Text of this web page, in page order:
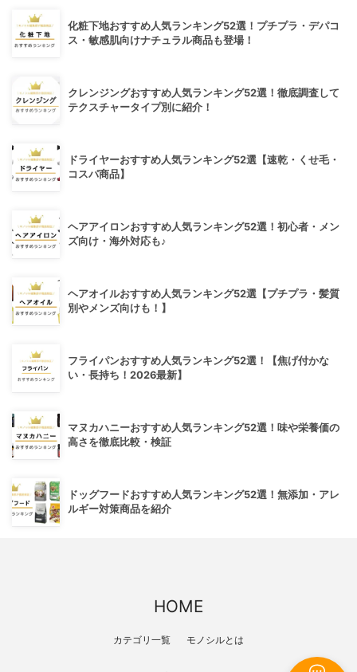
化粧下地おすすめ人気ランキング52選！プチプラ・デパコ
ス・敏感肌向けナチュラル商品も登場！
クレンジングおすすめ人気ランキング52選！徹底調査して
テクスチャータイプ別に紹介！
ドライヤーおすすめ人気ランキング52選【速乾・くせ毛・
コスパ商品】
ヘアアイロンおすすめ人気ランキング52選！初心者・メン
ズ向け・海外対応も♪
ヘアオイルおすすめ人気ランキング52選【プチプラ・髪質
別やメンズ向けも！】
フライパンおすすめ人気ランキング52選！【焦げ付かな
い・長持ち！2026最新】
マヌカハニーおすすめ人気ランキング52選！味や栄養価の
高さを徹底比較・検証
ドッグフードおすすめ人気ランキング52選！無添加・アレ
ルギー対策商品を紹介
HOME
カテゴリ一覧 モノシルとは